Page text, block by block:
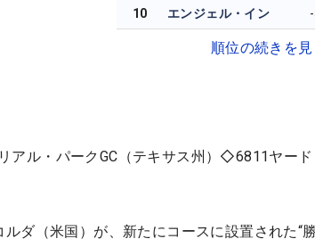
10 エンジェル・イン
順位の続きを見
ル・パークGC（テキサス州）◇6811ヤード
ダ（米国）が、新たにコースに設置された“